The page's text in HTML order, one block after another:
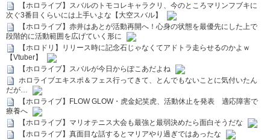
【ホロライブ】スバルのトモコレキャラクリ、今のところマリンフブキに
次ぐ3番目くらいには上手いよな【大空スバル】
【ホロライブ】赤井はあとが活動再開へ！心身の状態を最優先にした上で
段階的に活動範囲を広げていく形に
【ホロドリ】リリース時に記念石じゃなくてアドトラ走らせるのかよｗ
【Vtuber】
【ホロライブ】スバルが今日からぽこあだよね
ホロライブエキスポ＆フェス行ってきて、とんでもないことに気付いたん
だが…
【ホロライブ】FLOW GLOW・虎金妃笑虎、活動休止を発表 適応障害で
療養へ
【ホロライブ】マリオテニス大会も最強と最弱決めたら面白そうだな
【ホロライブ】真面目な話するとマリアやり過ぎではあったな